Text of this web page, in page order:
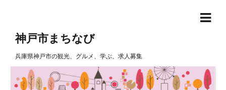
神戸市まちなび
兵庫県神戸市の観光、グルメ、学ぶ、求人募集